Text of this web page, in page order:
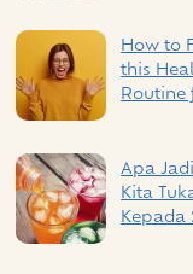
How to
this
Routine
Apa
Kita
Kepada